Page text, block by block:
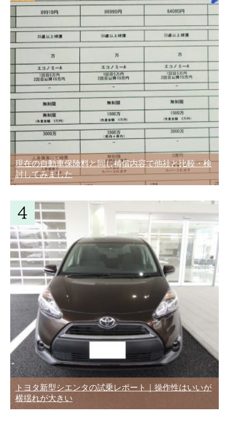
現在の自動車保険料と同じ補償内容で他社と比較・検
討してみました
トヨタ新型シエンタの試乗レポート｜操作性はいいが
横揺れが大きい